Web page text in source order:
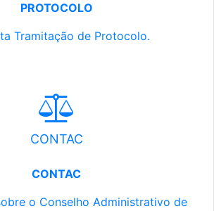
PROTOCOLO
Tramitação de Protocolo.
CONTAC
CONTAC
o Conselho Administrativo de